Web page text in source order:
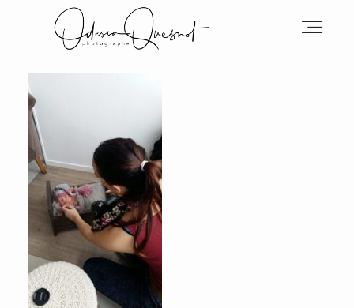
MON TRAVAIL
VOS MOTS D'AMOUR
BOH'AIME